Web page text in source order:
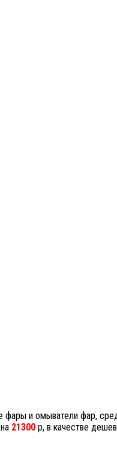
и омыватели фар,
21300 р, в качестве